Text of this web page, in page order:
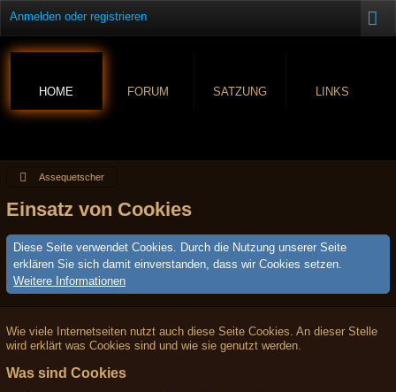
Anmelden oder registrieren
HOME FORUM SATZUNG LINKS
Assequetscher
Einsatz von Cookies
Diese Seite verwendet Cookies. Durch die Nutzung unserer Seite
erklären Sie sich damit einverstanden, dass wir Cookies setzen.
Weitere Informationen
Wie viele Internetseiten nutzt auch diese Seite Cookies. An dieser Stelle
wird erklärt was Cookies sind und wie sie genutzt werden.
Was sind Cookies